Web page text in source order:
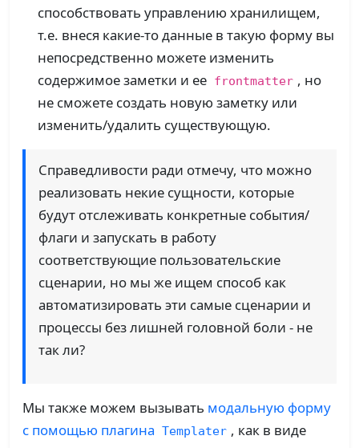
способствовать управлению хранилищем,
т.е. внеся какие-то данные в такую форму вы
непосредственно можете изменить
содержимое заметки и ее frontmatter , но
не сможете создать новую заметку или
изменить/удалить существующую.
Справедливости ради отмечу, что можно
реализовать некие сущности, которые
будут отслеживать конкретные события/
флаги и запускать в работу
соответствующие пользовательские
сценарии, но мы же ищем способ как
автоматизировать эти самые сценарии и
процессы без лишней головной боли - не
так ли?
Мы также можем вызывать модальную форму
с помощью плагина Templater , как в виде